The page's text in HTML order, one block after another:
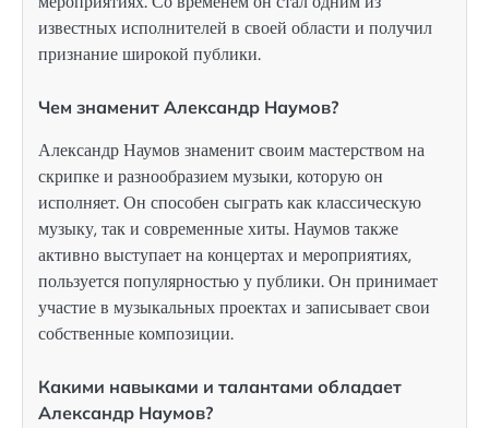
известных исполнителей в своей области и получил
признание широкой публики.
Чем знаменит Александр Наумов?
Александр Наумов знаменит своим мастерством на
скрипке и разнообразием музыки, которую он
исполняет. Он способен сыграть как классическую
музыку, так и современные хиты. Наумов также
активно выступает на концертах и мероприятиях,
пользуется популярностью у публики. Он принимает
участие в музыкальных проектах и записывает свои
собственные композиции.
Какими навыками и талантами обладает
Александр Наумов?